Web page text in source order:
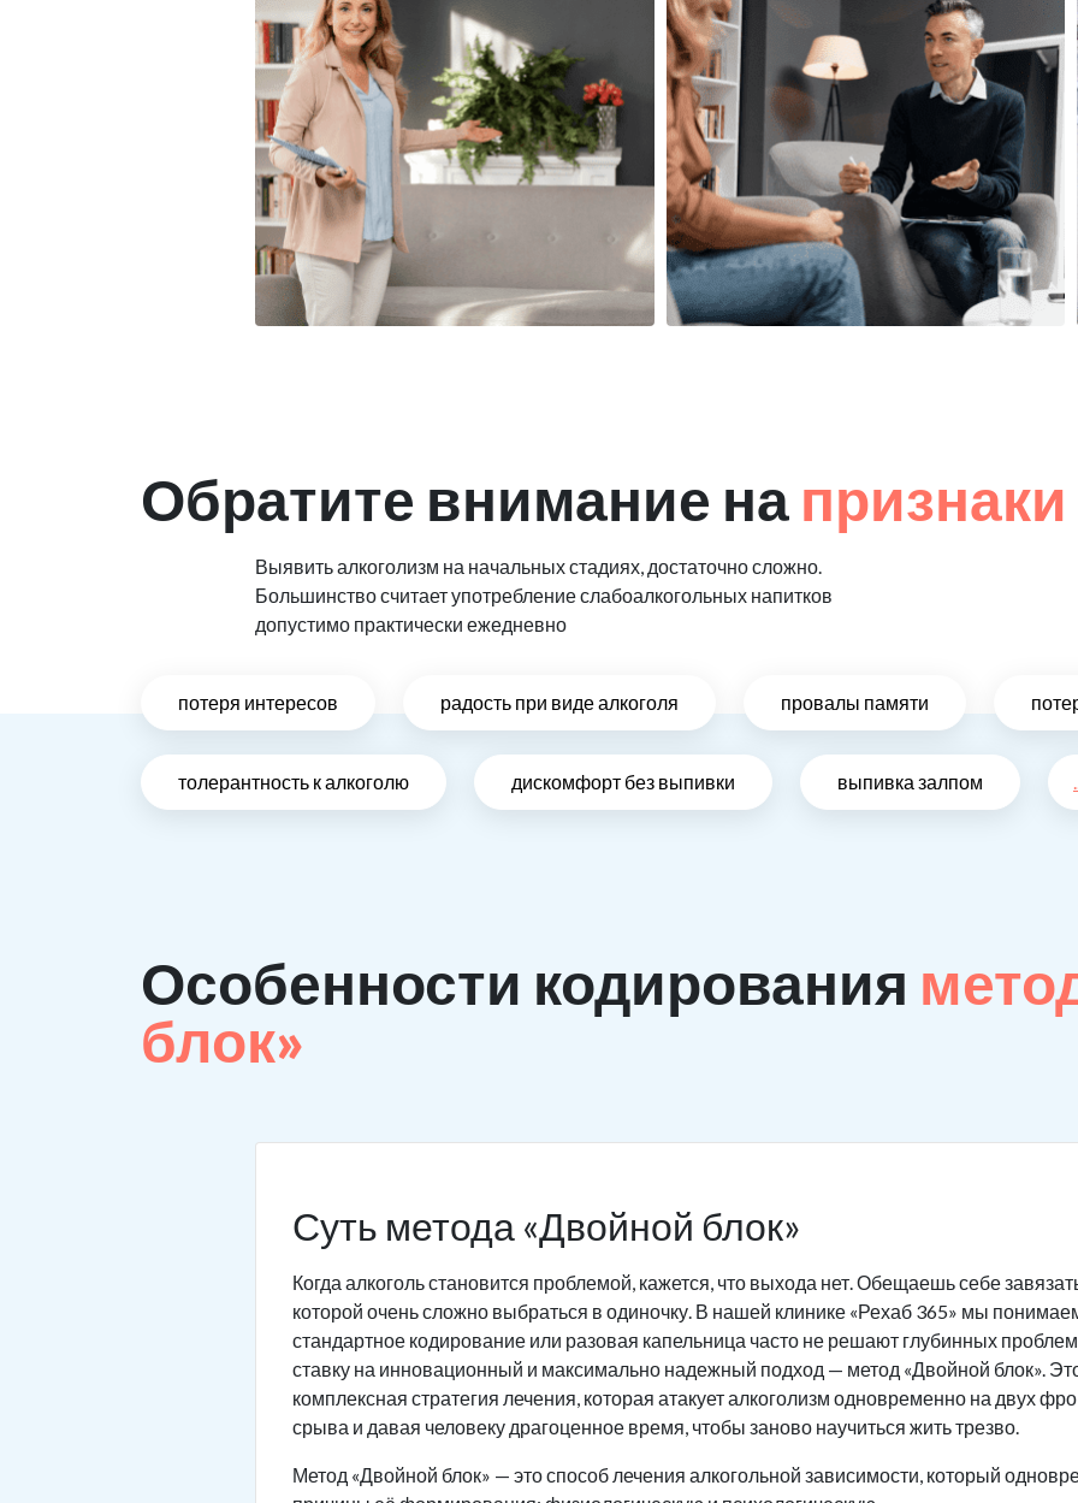
Обратите внимание на
Выявить алкоголизм на начальных стадиях, достаточно сложно.
Большинство считает употребление слабоалкогольных напитков
допустимо практически ежедневно
потеря интересов радость при виде алкоголя провалы памяти
толерантность к алкоголю дискомфорт без выпивки выпивка залпом
Особенности кодирования
блок»
Суть метода «Двойной блок»
Когда алкоголь становится проблемой, кажется, что выхода нет. Обещаешь себе
которой очень сложно выбраться в одиночку. В нашей клинике «Рехаб 365» мы
стандартное кодирование или разовая капельница часто не решают глубинных
ставку на инновационный и максимально надежный подход — метод «Двойной блок».
комплексная стратегия лечения, которая атакует алкоголизм одновременно на двух
срыва и давая человеку драгоценное время, чтобы заново научиться жить трезво.
Метод «Двойной блок» — это способ лечения алкогольной зависимости, который